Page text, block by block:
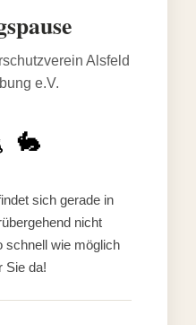
Alsfeld
e.V.
🐇
sich gerade in
nicht
schnell wie möglich
Sie da!